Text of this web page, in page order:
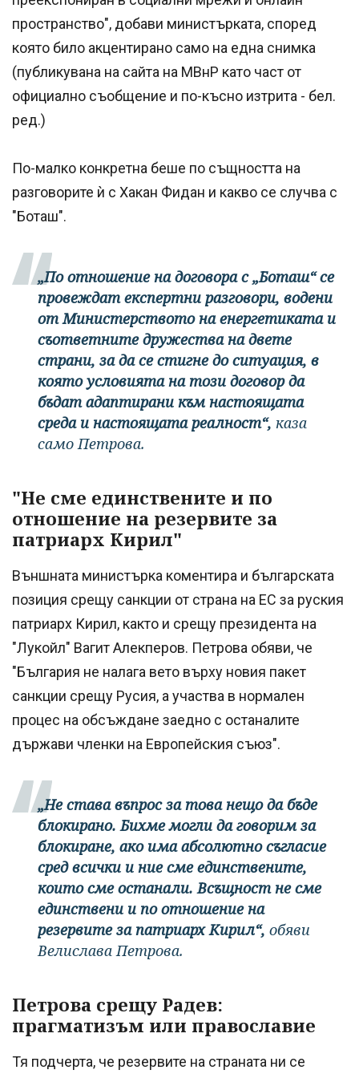
пространство", добави министърката, според
която било акцентирано само на една снимка
(публикувана на сайта на МВнР като част от
официално съобщение и по-късно изтрита - бел.
ред.)
По-малко конкретна беше по същността на
разговорите ѝ с Хакан Фидан и какво се случва с
"Боташ".
„По отношение на договора с „Боташ“ се
провеждат експертни разговори, водени
от Министерството на енергетиката и
съответните дружества на двете
страни, за да се стигне до ситуация, в
която условията на този договор да
бъдат адаптирани към настоящата
среда и настоящата реалност“, каза
само Петрова.
"Не сме единствените и по
отношение на резервите за
патриарх Кирил"
Външната министърка коментира и българската
позиция срещу санкции от страна на ЕС за руския
патриарх Кирил, както и срещу президента на
"Лукойл" Вагит Алекперов. Петрова обяви, че
"България не налага вето върху новия пакет
санкции срещу Русия, а участва в нормален
процес на обсъждане заедно с останалите
държави членки на Европейския съюз".
„Не става въпрос за това нещо да бъде
блокирано. Бихме могли да говорим за
блокиране, ако има абсолютно съгласие
сред всички и ние сме единствените,
които сме останали. Всъщност не сме
единствени и по отношение на
резервите за патриарх Кирил“, обяви
Велислава Петрова.
Петрова срещу Радев:
прагматизъм или православие
Тя подчерта, че резервите на страната ни се